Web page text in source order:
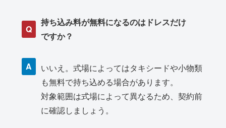
Q
持ち込み料が無料になるのはドレスだけ
ですか？
A
いいえ。式場によってはタキシードや小物類
も無料で持ち込める場合があります。
対象範囲は式場によって異なるため、契約前
に確認しましょう。